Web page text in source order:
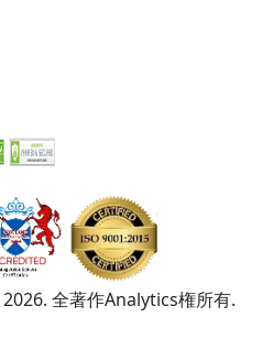
全著作Analytics権所有.